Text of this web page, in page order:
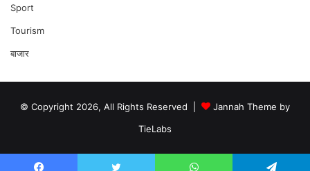
Sport
Tourism
बाजार
© Copyright 2026, All Rights Reserved |
Jannah Theme by
TieLabs